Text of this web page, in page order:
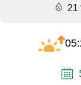
21